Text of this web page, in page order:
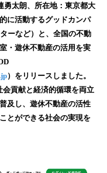
太朗、所在地：東京都大
に活動するグッドカンパ
ーなど）と、全国の不動
・遊休不動産の活用を実
）をリリースしました。
貢献と経済的循環を両立
及し、遊休不動産の活性
とができる社会の実現を